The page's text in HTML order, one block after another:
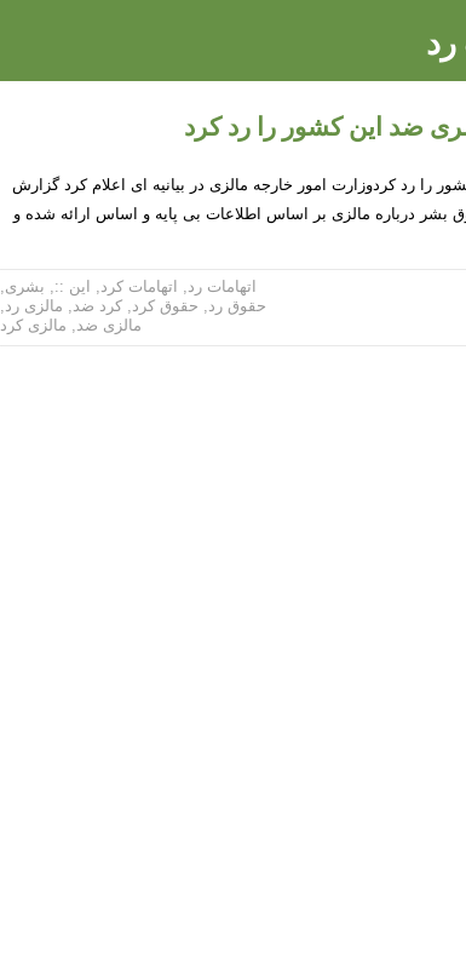
رد
ضد این کشور را رد کرد
را رد کردوزارت امور خارجه مالزی در بیانیه ای اعلام کرد گزارش
حقوق بشر درباره مالزی بر اساس اطلاعات بی پایه و اساس ارائه شده و
اتهامات رد, اتهامات کرد, این ::, بشری,
حقوق رد, حقوق کرد, کرد ضد, مالزی رد,
مالزی ضد, مالزی کرد